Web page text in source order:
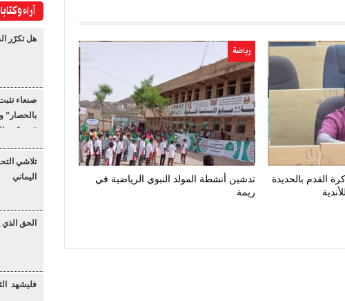
القدم بالحديدة
رياضة
تدشين أنشطة المولد النبوي الرياضية في
ريمة
آراء
هل تكرّر
صنعاء
بالحصار”
“عسكرة
تلاشي
اليماني
الحق
فليشهد